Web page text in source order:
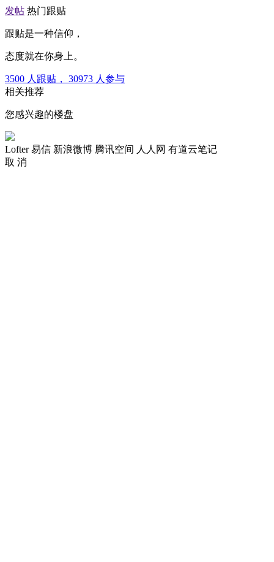
发帖 热门跟贴
跟贴是一种信仰，
态度就在你身上。
3500 人跟贴， 30973 人参与
相关推荐
您感兴趣的楼盘
Lofter 易信 新浪微博 腾讯空间 人人网 有道云笔记
取 消